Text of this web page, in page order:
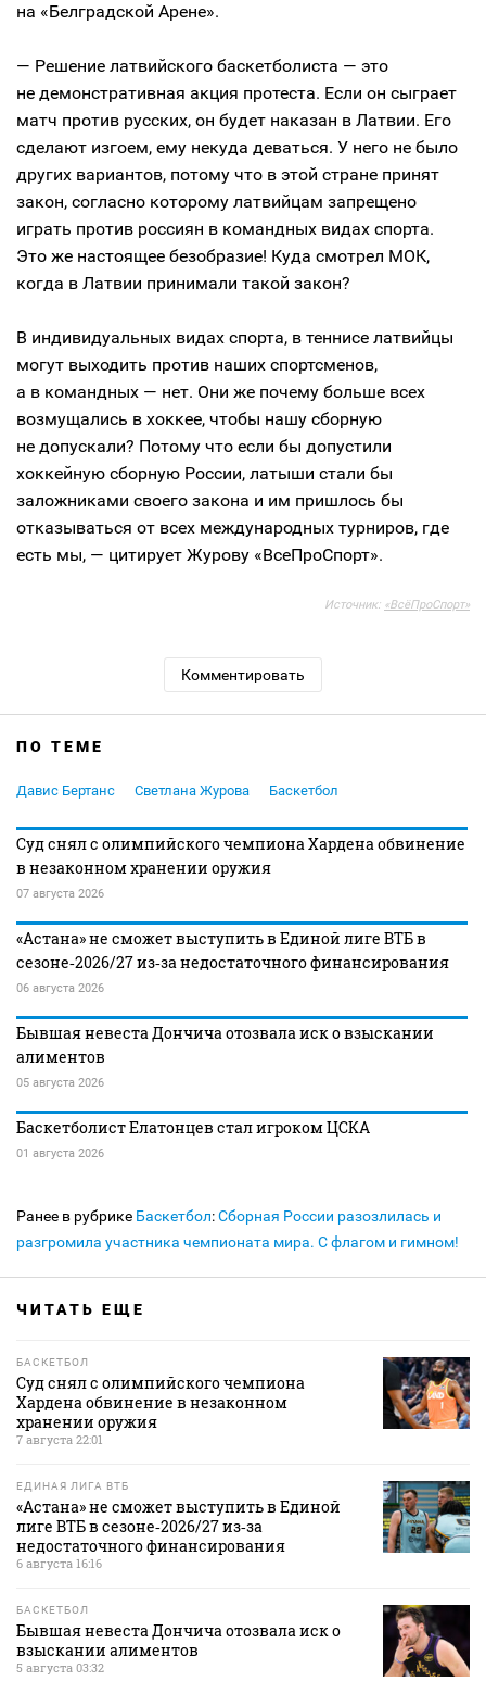
на «Белградской Арене».
— Решение латвийского баскетболиста — это
не демонстративная акция протеста. Если он сыграет
матч против русских, он будет наказан в Латвии. Его
сделают изгоем, ему некуда деваться. У него не было
других вариантов, потому что в этой стране принят
закон, согласно которому латвийцам запрещено
играть против россиян в командных видах спорта.
Это же настоящее безобразие! Куда смотрел МОК,
когда в Латвии принимали такой закон?
В индивидуальных видах спорта, в теннисе латвийцы
могут выходить против наших спортсменов,
а в командных — нет. Они же почему больше всех
возмущались в хоккее, чтобы нашу сборную
не допускали? Потому что если бы допустили
хоккейную сборную России, латыши стали бы
заложниками своего закона и им пришлось бы
отказываться от всех международных турниров, где
есть мы, — цитирует Журову «ВсеПроСпорт».
Источник: «ВсёПроСпорт»
Комментировать
ПО ТЕМЕ
Давис Бертанс Светлана Журова Баскетбол
Суд снял с олимпийского чемпиона Хардена обвинение
в незаконном хранении оружия
07 августа 2026
«Астана» не сможет выступить в Единой лиге ВТБ в
сезоне‑2026/27 из‑за недостаточного финансирования
06 августа 2026
Бывшая невеста Дончича отозвала иск о взыскании
алиментов
05 августа 2026
Баскетболист Елатонцев стал игроком ЦСКА
01 августа 2026
Ранее в рубрике Баскетбол:Сборная России разозлилась и
разгромила участника чемпионата мира. С флагом и гимном!
ЧИТАТЬ ЕЩЕ
БАСКЕТБОЛ
Суд снял с олимпийского чемпиона
Хардена обвинение в незаконном
хранении оружия
7 августа 22:01
ЕДИНАЯ ЛИГА ВТБ
«Астана» не сможет выступить в Единой
лиге ВТБ в сезоне‑2026/27 из‑за
недостаточного финансирования
6 августа 16:16
БАСКЕТБОЛ
Бывшая невеста Дончича отозвала иск о
взыскании алиментов
5 августа 03:32